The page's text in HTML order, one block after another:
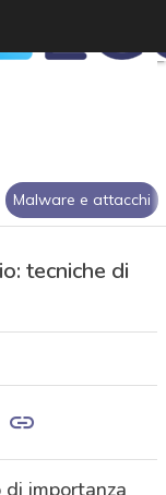
Malware e attacchi
tecniche di
importanza